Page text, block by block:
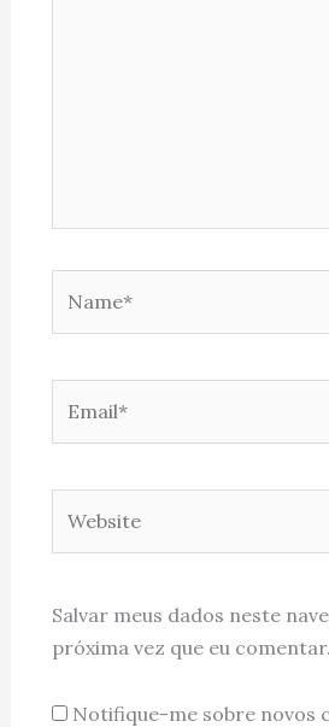
Salvar meus dados neste
próxima vez que eu comentar.
Notifique-me sobre novos